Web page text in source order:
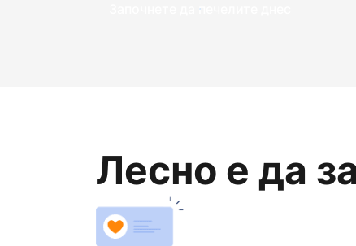
Започнете да печелите днес
Лесно е да